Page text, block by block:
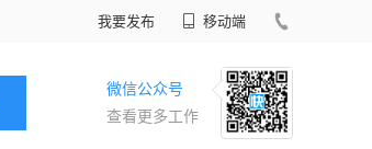
我要发布 移动端
微信公众号
查看更多工作